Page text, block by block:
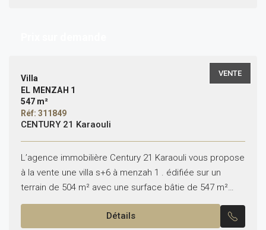
VENTE
Villa
EL MENZAH 1
547 m²
Réf: 311849
CENTURY 21 Karaouli
L’agence immobilière Century 21 Karaouli vous propose
à la vente une villa s+6 à menzah 1 . édifiée sur un
terrain de 504 m² avec une surface bâtie de 547 m²
Cette...
Détails